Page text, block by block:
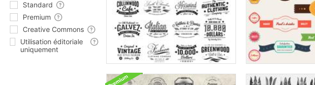
Standard
Premium
Creative Commons
Utilisation éditoriale
uniquement